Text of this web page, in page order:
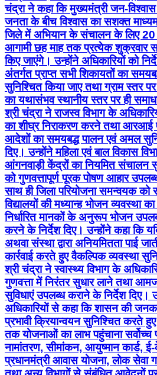
चंद्रा ने कहा कि मुख्यमंत्री जन-
जनता के बीच विश्वास का सशक्त
जिले में अभियान के संचालन के लिए 20
आगामी छह माह तक प्रत्येक शुक्रवार
किए जाएंगे। उन्होंने अधिकारियों को
अंतर्गत प्राप्त सभी शिकायतों का
सुनिश्चित किया जाए तथा ग्राम स्तर पर
का यथासंभव स्थानीय स्तर पर ही
श्री चंद्रा ने राजस्व विभाग के
का शीघ्र निराकरण करने तथा आरआई
आदेशों का समयबद्ध पालन एवं अमल
दिए। उन्होंने महिला एवं बाल विकास
आंगनवाड़ी केंद्रों का नियमित संचालन
को गुणवत्तापूर्ण पूरक पोषण आहार
साथ ही जिला परियोजना समन्वयक
विद्यालयों की मध्यान्ह भोजन व्यवस्था का
निर्धारित मानकों के अनुरूप भोजन
करने के निर्देश दिए। उन्होंने कहा कि
अथवा संस्था द्वारा अनियमितता पाई
कार्रवाई करते हुए वैकल्पिक व्यवस्था
श्री चंद्रा ने स्वास्थ्य विभाग के
गुणवत्ता में निरंतर सुधार लाने तथा
सुविधाएं उपलब्ध कराने के निर्देश दिए।
अधिकारियों से कहा कि शासन की
प्रभावी क्रियान्वयन सुनिश्चित करते हुए
तक योजनाओं का लाभ पहुंचाना सर्वोच्च
नामांतरण, सीमांकन, आयुष्मान कार्ड, ई-
प्रधानमंत्री आवास योजना, लोक सेवा